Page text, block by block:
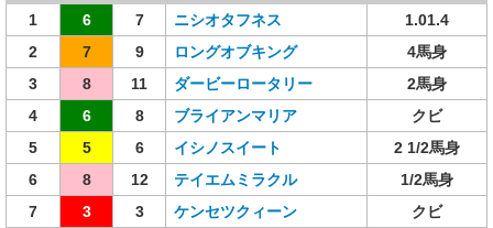
1 6 7 ニシオタフネス
1.01.4
2
7 9 ロングオブキング
4馬身
3
8 11 ダービーロータリー
2馬身
4
6 8 ブライアンマリア
クビ
5
5 6 イシノスイート
2 1/2馬身
6
8 12 テイエムミラクル
1/2馬身
7
3 3 ケンセツクィーン
クビ